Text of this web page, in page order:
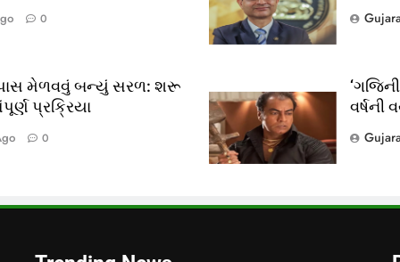
0
પાસ મેળવવું બન્યું સરળ: શરૂ
પ્રક્રિયા
0
વર્ષની